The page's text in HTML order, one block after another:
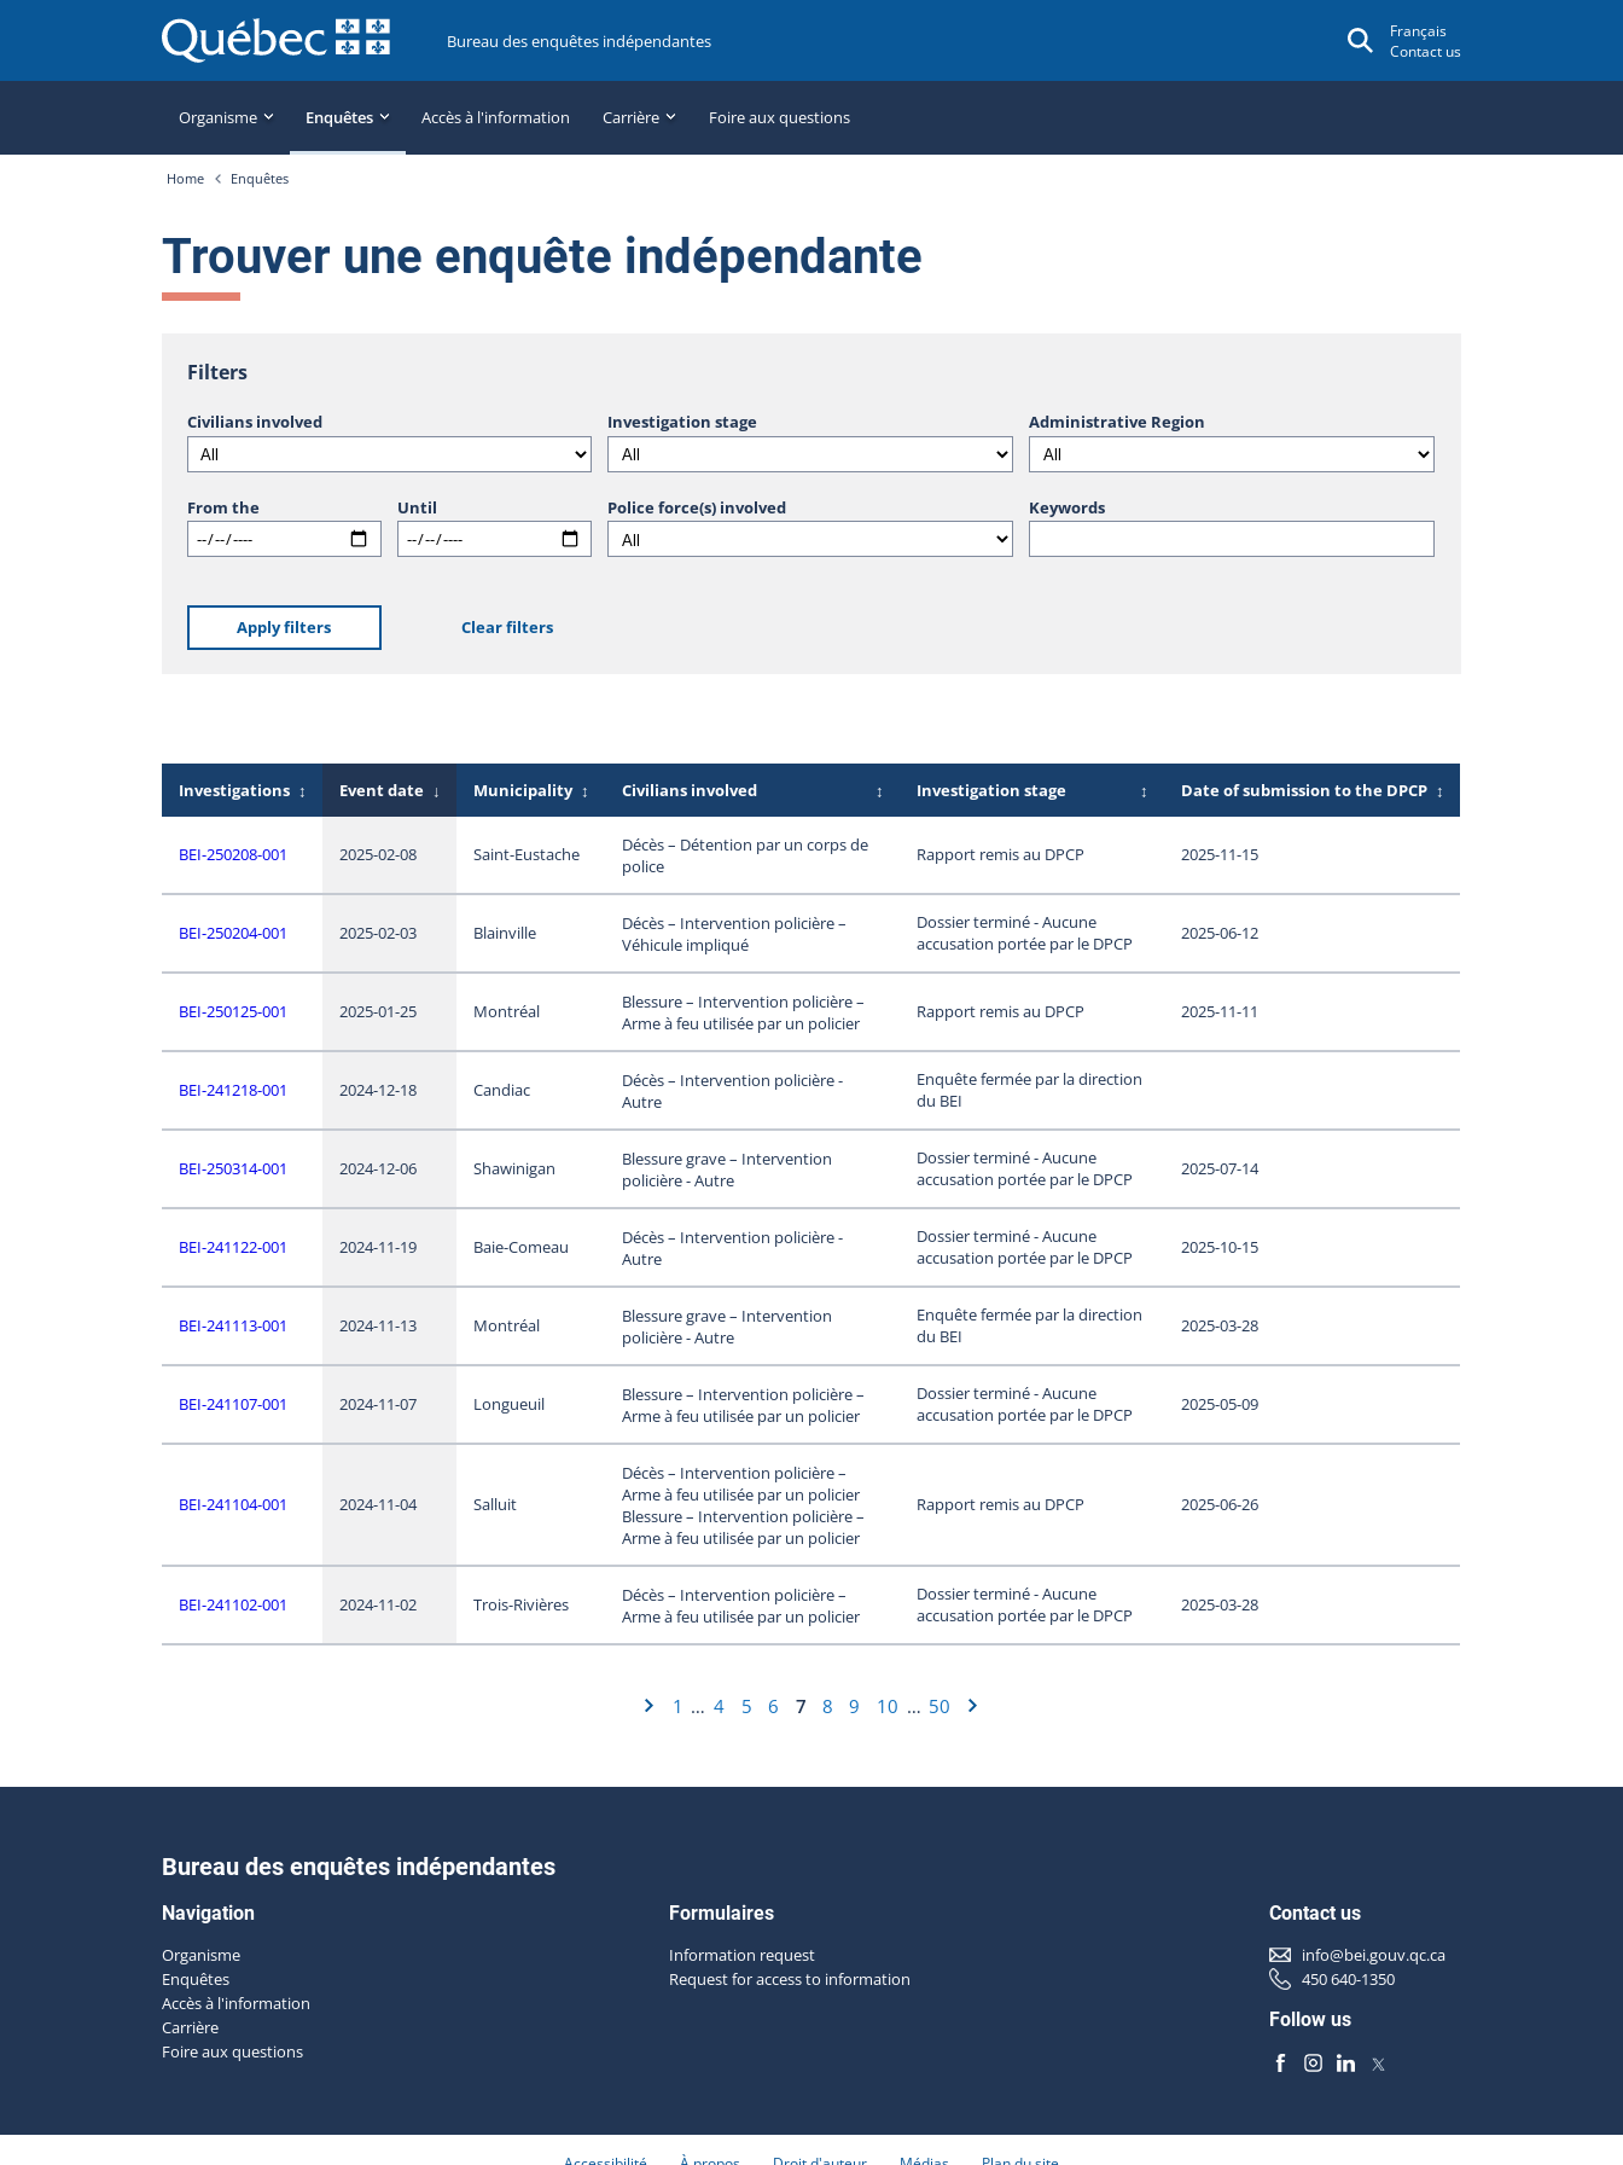
Bureau des enquêtes indépendantes
Français
Contact us
Organisme Enquêtes Accès à l'information Carrière Foire aux questions
Home Enquêtes
Trouver une enquête indépendante
Filters
Civilians involved Investigation stage Administrative Region
From the Until Police force(s) involved Keywords
Apply filters Clear filters
Investigations ↕ Event date ↓ Municipality ↕ Civilians involved ↕ Investigation stage ↕ Date of submission to the DPCP ↕
BEI-250208-001 2025-02-08 Saint-Eustache
Décès – Détention par un corps de
police
Rapport remis au DPCP 2025-11-15
BEI-250204-001 2025-02-03 Blainville
Décès – Intervention policière –
Véhicule impliqué
Dossier terminé - Aucune
accusation portée par le DPCP
2025-06-12
BEI-250125-001 2025-01-25 Montréal
Blessure – Intervention policière –
Arme à feu utilisée par un policier
Rapport remis au DPCP 2025-11-11
BEI-241218-001 2024-12-18 Candiac
Décès – Intervention policière -
Autre
Enquête fermée par la direction
du BEI
BEI-250314-001 2024-12-06 Shawinigan
Blessure grave – Intervention
policière - Autre
Dossier terminé - Aucune
accusation portée par le DPCP
2025-07-14
BEI-241122-001 2024-11-19 Baie-Comeau
Décès – Intervention policière -
Autre
Dossier terminé - Aucune
accusation portée par le DPCP
2025-10-15
BEI-241113-001 2024-11-13 Montréal
Blessure grave – Intervention
policière - Autre
Enquête fermée par la direction
du BEI
2025-03-28
BEI-241107-001 2024-11-07 Longueuil
Blessure – Intervention policière –
Arme à feu utilisée par un policier
Dossier terminé - Aucune
accusation portée par le DPCP
2025-05-09
BEI-241104-001 2024-11-04 Salluit
Décès – Intervention policière –
Arme à feu utilisée par un policier
Blessure – Intervention policière –
Arme à feu utilisée par un policier
Rapport remis au DPCP 2025-06-26
BEI-241102-001 2024-11-02 Trois-Rivières
Décès – Intervention policière –
Arme à feu utilisée par un policier
Dossier terminé - Aucune
accusation portée par le DPCP
2025-03-28
1 … 4 5 6 7 8 9 10 … 50
Bureau des enquêtes indépendantes
Navigation
Organisme
Enquêtes
Accès à l'information
Carrière
Foire aux questions
Formulaires
Information request
Request for access to information
Contact us
info@bei.gouv.qc.ca
450 640-1350
Follow us